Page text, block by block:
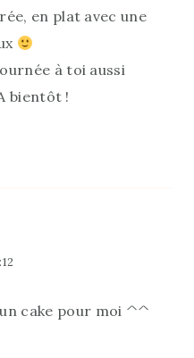
en plat avec une
à toi aussi
bientôt !
cake pour moi ^^